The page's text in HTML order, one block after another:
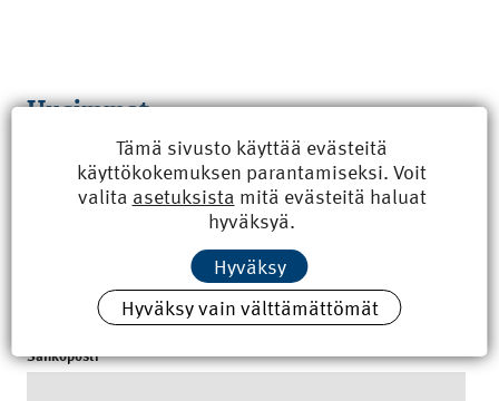
Uusimmat
Kyberisku kiinteistötietoihin haittaisi energiarakentamista
8.6.2026 15:21
100 vuotta sitten: Rajajoen uusi rautatiesilta
Tilaa uutiskirje
Sähköposti
Tämä sivusto käyttää evästeitä
käyttökokemuksen parantamiseksi. Voit
valita asetuksista mitä evästeitä haluat
hyväksyä.
Hyväksy
Hyväksy vain välttämättömät